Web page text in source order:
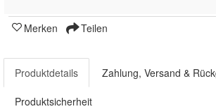
Merken Teilen
Produktdetails Zahlung, Versand &
Produktsicherheit